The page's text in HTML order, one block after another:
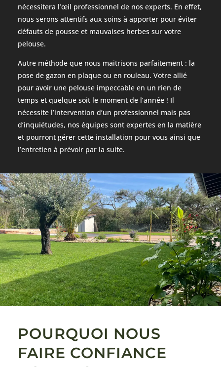
nécessitera l’œil professionnel de nos experts. En effet,
nous serons attentifs aux soins à apporter pour éviter
défauts de pousse et mauvaises herbes sur votre
pelouse.
Autre méthode que nous maitrisons parfaitement : la
pose de gazon en plaque ou en rouleau. Votre allié
pour avoir une pelouse impeccable en un rien de
temps et quelque soit le moment de l’année ! Il
nécessite l’intervention d’un professionnel mais pas
d’inquiétudes, nos équipes sont expertes en la matière
et pourront gérer cette installation pour vous ainsi que
l’entretien à prévoir par la suite.
POURQUOI NOUS
FAIRE CONFIANCE